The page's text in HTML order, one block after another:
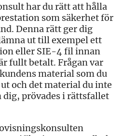
har du rätt att hålla
som säkerhet för
Denna rätt ger dig
ut till exempel ett
eller SIE-4 fil innan
fullt betalt. Frågan var
material som du
och det material du inte
prövades i rättsfallet